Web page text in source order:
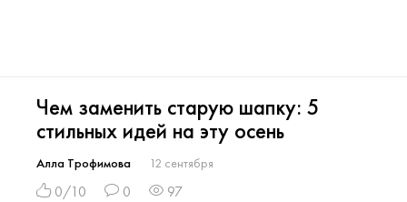
Чем заменить старую шапку: 5
стильных идей на эту осень
Алла Трофимова 12 сентября
0/10 0 97